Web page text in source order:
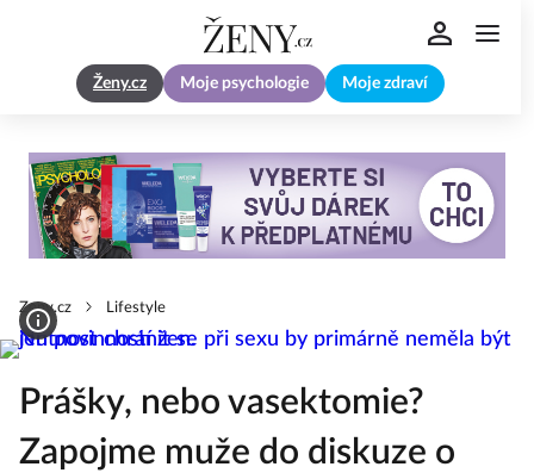
Ženy.cz Moje psychologie Moje zdraví
Zeny.cz Lifestyle
Prášky, nebo vasektomie?
Zapojme muže do diskuze o